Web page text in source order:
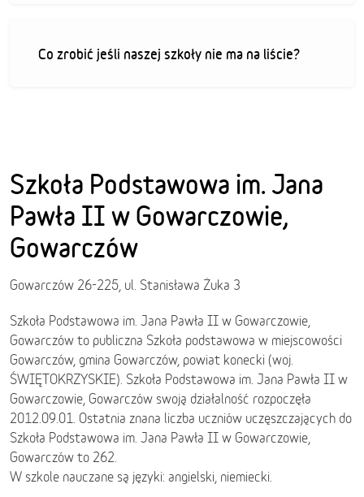
Co zrobić jeśli naszej szkoły nie ma na liście?
Szkoła Podstawowa im. Jana
Pawła II w Gowarczowie,
Gowarczów
Gowarczów 26-225, ul. Stanisława Żuka 3
Szkoła Podstawowa im. Jana Pawła II w Gowarczowie,
Gowarczów to publiczna Szkoła podstawowa w miejscowości
Gowarczów, gmina Gowarczów, powiat konecki (woj.
ŚWIĘTOKRZYSKIE). Szkoła Podstawowa im. Jana Pawła II w
Gowarczowie, Gowarczów swoją działalność rozpoczęła
2012.09.01. Ostatnia znana liczba uczniów uczęszczających do
Szkoła Podstawowa im. Jana Pawła II w Gowarczowie,
Gowarczów to 262.
W szkole nauczane są języki: angielski, niemiecki.